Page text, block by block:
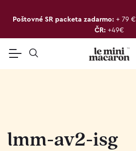
Poštovné SR packeta zadarmo: + 79 €
ČR: +49€
lmm-av2-isg